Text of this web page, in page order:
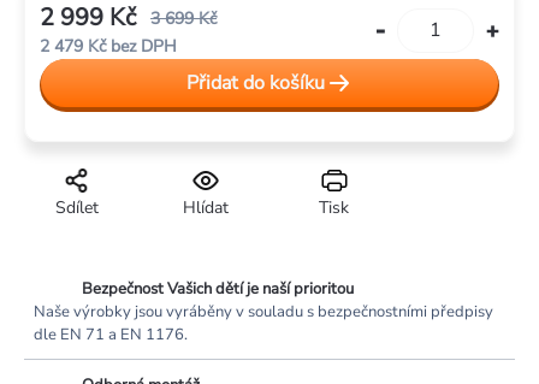
Tisk
Hlídat
Sdílet
3 699 Kč
2 999 Kč
2 479 Kč bez DPH
Měrná
cena:
Přidat do košíku
Bezpečnost Vašich dětí je naší prioritou
Naše výrobky jsou vyráběny v souladu s bezpečnostními předpisy
dle EN 71 a EN 1176.